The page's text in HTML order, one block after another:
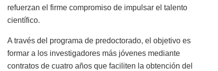
refuerzan el firme compromiso de impulsar el talento
científico.
A través del programa de predoctorado, el objetivo es
formar a los investigadores más jóvenes mediante
contratos de cuatro años que faciliten la obtención del